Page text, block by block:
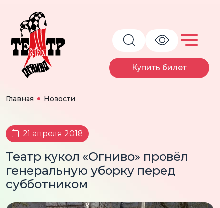
Купить билет
Главная Новости
21 апреля 2018
Театр кукол «Огниво» провёл
генеральную уборку перед
субботником